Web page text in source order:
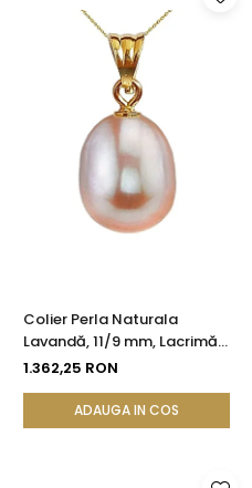
Colier Perla Naturala
Lavandă, 11/9 mm, Lacrimă,
Aur 14K (aur 585) |
1.362,25 RON
ADAUGA IN COS